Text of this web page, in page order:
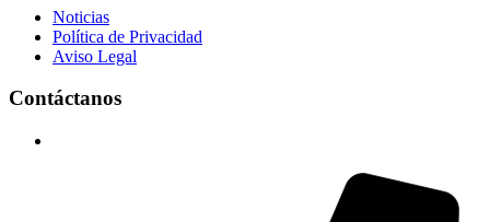
Noticias
Política de Privacidad
Aviso Legal
Contáctanos